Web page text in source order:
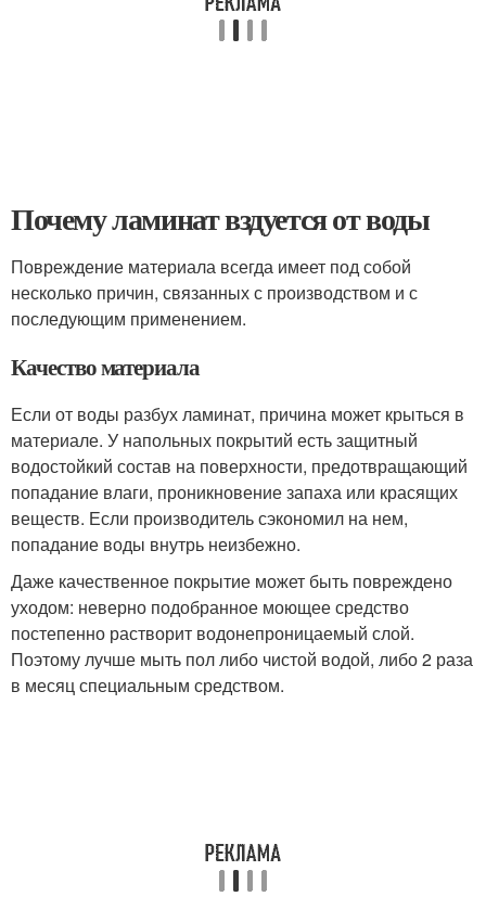
Почему ламинат вздуется от воды
Повреждение материала всегда имеет под собой
несколько причин, связанных с производством и с
последующим применением.
Качество материала
Если от воды разбух ламинат, причина может крыться в
материале. У напольных покрытий есть защитный
водостойкий состав на поверхности, предотвращающий
попадание влаги, проникновение запаха или красящих
веществ. Если производитель сэкономил на нем,
попадание воды внутрь неизбежно.
Даже качественное покрытие может быть повреждено
уходом: неверно подобранное моющее средство
постепенно растворит водонепроницаемый слой.
Поэтому лучше мыть пол либо чистой водой, либо 2 раза
в месяц специальным средством.